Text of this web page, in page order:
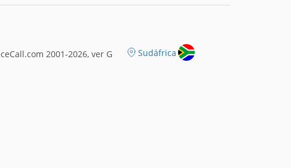
2001-2026, ver G Sudáfrica